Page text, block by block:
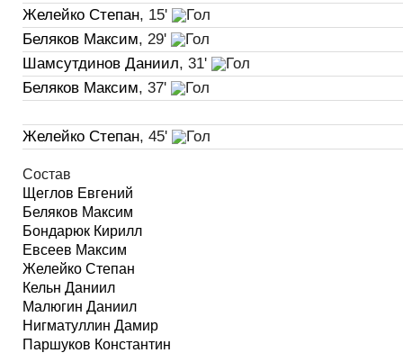
Желейко Степан, 15'
Беляков Максим, 29'
Шамсутдинов Даниил, 31'
Беляков Максим, 37'
Желейко Степан, 45'
Состав
Щеглов Евгений
Беляков Максим
Бондарюк Кирилл
Евсеев Максим
Желейко Степан
Кельн Даниил
Малюгин Даниил
Нигматуллин Дамир
Паршуков Константин